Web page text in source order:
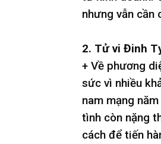
nhưng vẫn cần
2. Tử vi Đinh
+ Về phương
sức vì nhiều
nam mạng
tình còn nặng
cách để tiến